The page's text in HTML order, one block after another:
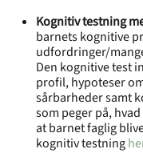
Kognitiv testning
barnets kognitive
udfordringer/
Den kognitive test
profil, hypoteser
sårbarheder samt
som peger på,
at barnet faglig
kognitiv testning